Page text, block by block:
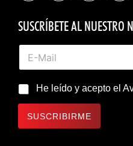
SUSCRÍBETE AL NUESTRO
He leído y acepto el
SUSCRIBIRME